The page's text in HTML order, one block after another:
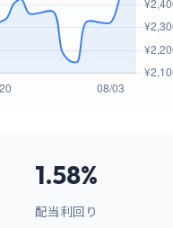
1.58%
配当利回り